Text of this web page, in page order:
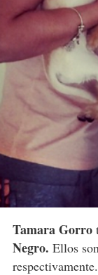
Tamara Gorro
Negro. Ellos son
respectivamente.